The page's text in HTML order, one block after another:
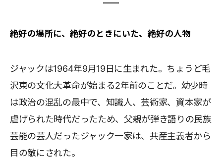
絶好の場所に、絶好のときにいた、絶好の人物
ジャックは1964年9月19日に生まれた。ちょうど毛
沢東の文化大革命が始まる2年前のことだ。幼少時
は政治の混乱の最中で、知識人、芸術家、資本家が
虐げられた時代だったため、父親が弾き語りの民族
芸能の芸人だったジャック一家は、共産主義者から
目の敵にされた。